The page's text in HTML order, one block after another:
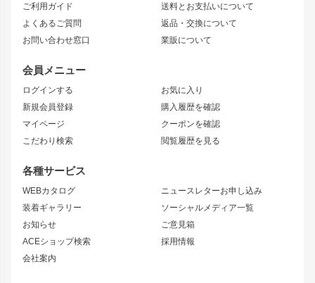
ご利用ガイド
よくあるご質問
お問い合わせ窓口
送料とお支払いについて
返品・交換について
業販について
会員メニュー
ログインする
新規会員登録
マイページ
こだわり検索
お気に入り
購入履歴を確認
クーポンを確認
閲覧履歴を見る
各種サービス
WEBカタログ
装着ギャラリー
お知らせ
ACEショップ検索
会社案内
ニュースレターお申し込み
ソーシャルメディア一覧
ご意見箱
採用情報
JZX110 MARK II
JZX100 MARK II
JZX90 MARK II
トレノ
マークX
アリスト
ソアラ
アルテッツァ
ニッサン
S15 シルビア
S14 シルビア 後期
S13 シルビア
180SX
シルエイティ
ワンビア
ローレル
セフィーロ
キャラバン
スズキ
ドリフトライン
風神
雷神
レーシングライン
アタックライン
ストリームライン
リアウイング
ジムニーパーツ
ホイール
MUD-S7
MUD-SR7
まつど家 鉄漢